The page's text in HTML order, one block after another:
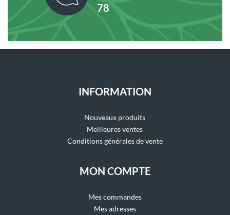
78
INFORMATION
Nouveaux produits
Meilleures ventes
Conditions générales de vente
MON COMPTE
Mes commandes
Mes adresses